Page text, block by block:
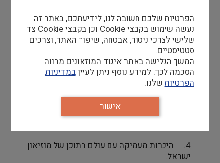
דרישות סף
1.
ניסיון בהדרכה/הוראה. הדרכה במוזיאונים –
יתרון.
2.
ערבית שפת אם, עברית ברמה גבוהה (דיבור
תואר אקדמי בתחום האמנות,
4.
היכרות מעמיקה עם עולם התוכן של מוזיאון
ישראל.
הפרטיות שלכם חשובה לנו, לידיעתכם, באתר זה
נעשה שימוש בקבצי Cookie וכן בקבצי Cookie צד
שלישי לצרכי ניטור, אבטחה, שיפור האתר, וצרכים
סטטיסטיים.
המשך הגלישה באתר איגוד המוזאונים מהווה
הסכמה לכך. למידע נוסף ניתן לעייןבמדיניות
הפרטיותשלנו.
אישור